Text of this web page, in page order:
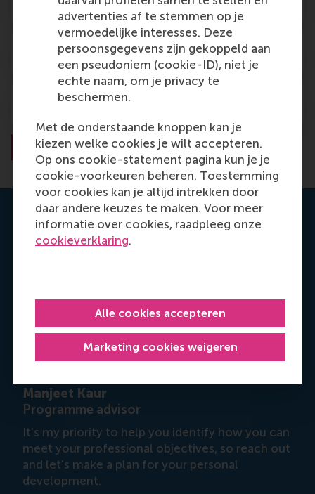
advertenties af te stemmen op je
vermoedelijke interesses. Deze
persoonsgegevens zijn gekoppeld aan
een pseudoniem (cookie-ID), niet je
echte naam, om je privacy te
beschermen.
Met de onderstaande knoppen kan je
kiezen welke cookies je wilt accepteren.
Op ons cookie-statement pagina kun je je
cookie-voorkeuren beheren. Toestemming
voor cookies kan je altijd intrekken door
daar andere keuzes te maken. Voor meer
informatie over cookies, raadpleeg onze
cookieverklaring.
Marketing cookies weigeren
Alle cookies accepteren
Will I need a visa?
Can you send me a visa invitation letter?
2 Next
Get your personal advice
Manjeet Kaur
Programme advisor
It's my priority to help you identify how you can
meet your professional objectives, so reach out
and let's make a plan for your personal
development.